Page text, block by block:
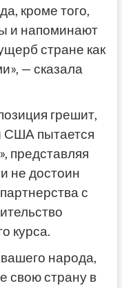
кроме того,
и напоминают
стране как
— сказала
грешит,
США пытается
представляя
не достоин
с
курса.
народа,
свою страну в